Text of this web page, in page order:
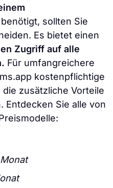
benötigt, sollten Sie
Es bietet einen
Zugriff auf alle
Für umfangreichere
kostenpflichtige
die zusätzliche Vorteile
Entdecken Sie alle von